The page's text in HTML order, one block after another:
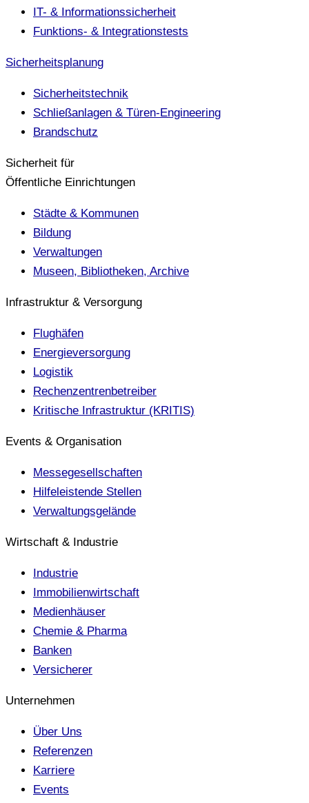
IT- & Informationssicherheit
Funktions- & Integrationstests
Sicherheitsplanung
Sicherheitstechnik
Schließanlagen & Türen-Engineering
Brandschutz
Sicherheit für
Öffentliche Einrichtungen
Städte & Kommunen
Bildung
Verwaltungen
Museen, Bibliotheken, Archive
Infrastruktur & Versorgung
Flughäfen
Energieversorgung
Logistik
Rechenzentrenbetreiber
Kritische Infrastruktur (KRITIS)
Events & Organisation
Messegesellschaften
Hilfeleistende Stellen
Verwaltungsgelände
Wirtschaft & Industrie
Industrie
Immobilienwirtschaft
Medienhäuser
Chemie & Pharma
Banken
Versicherer
Unternehmen
Über Uns
Referenzen
Karriere
Events